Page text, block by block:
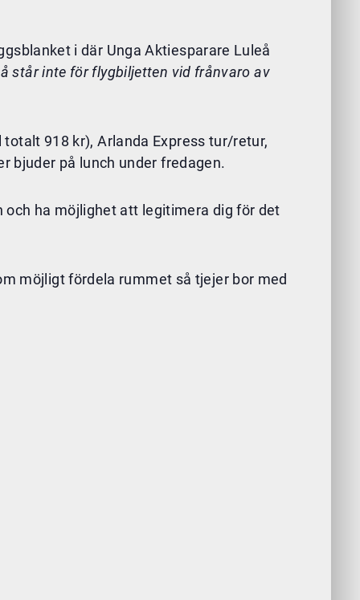
i där Unga Aktiesparare Luleå
står inte för flygbiljetten vid frånvaro av
918 kr), Arlanda Express tur/retur,
bjuder på lunch under fredagen.
och ha möjlighet att legitimera dig för det
möjligt fördela rummet så tjejer bor med